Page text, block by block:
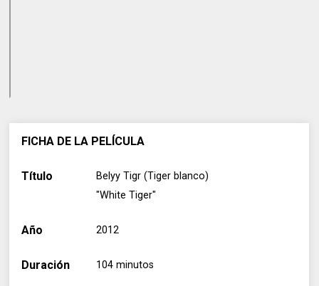
FICHA DE LA PELÍCULA
Título
Belyy Tigr (Tiger blanco)
"White Tiger"
Año 2012
Duración 104 minutos